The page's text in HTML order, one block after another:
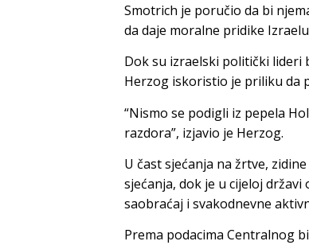
Smotrich je poručio da bi
da daje moralne pridike
Dok su izraelski politički lideri
Herzog iskoristio je priliku da
“Nismo se podigli iz pepela
razdora”, izjavio je Herzog.
U čast sjećanja na žrtve,
sjećanja, dok je u cijeloj
saobraćaj i svakodnevne
Prema podacima Centralnog